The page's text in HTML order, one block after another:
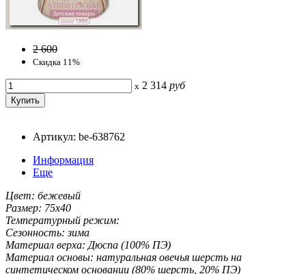
2 600
Скидка 11%
x 2 314 руб
Артикул: be-638762
Информация
Еще
Цвет: бежевый
Размер: 75х40
Температурный режим:
Сезонность: зима
Материал верха: Дюспа (100% ПЭ)
Материал основы: натуральная овечья шерсть на
синтетическом основании (80% шерсть, 20% ПЭ)